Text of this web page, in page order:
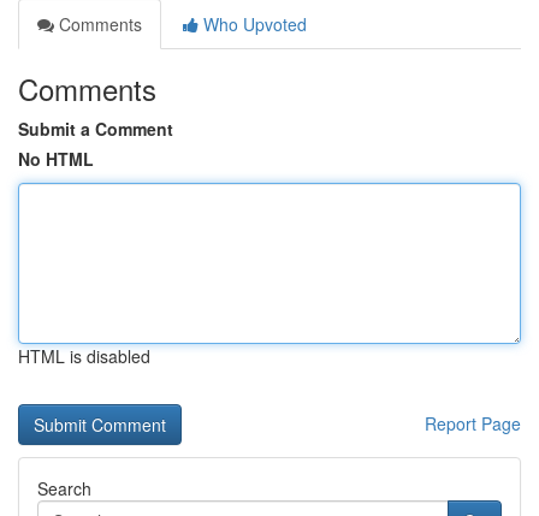
Comments
Who Upvoted
Comments
Submit a Comment
No HTML
HTML is disabled
Report Page
Search